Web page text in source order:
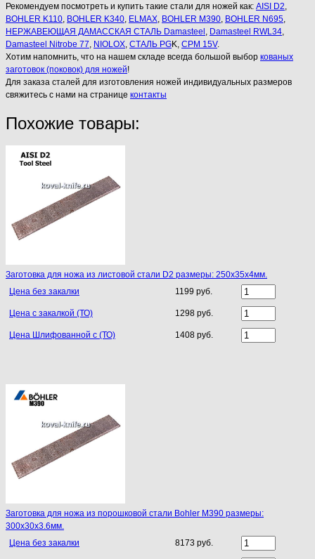
Рекомендуем посмотреть и купить такие стали для ножей как: AISI D2
BOHLER K110 BOHLER K340 ELMAX BOHLER M390 BOHLER N695
НЕРЖАВЕЮЩАЯ ДАМАССКАЯ СТАЛЬ Damasteel Damasteel RWL34
Damasteel Nitrobe 77 NIOLOX СТАЛЬ PGK, CPM 15V.
Хотим напомнить, что на нашем складе всегда большой выбор кованых
заготовок (поковок) для ножей!
Для заказа сталей для изготовления ножей индивидуальных размеров
свяжитесь с нами на странице контакты
Похожие товары:
Заготовка для ножа из листовой стали D2 размеры: 250х35х4мм.
Цена без закалки
1199 руб.
Цена с закалкой (ТО) 1298 руб.
Цена Шлифованной с (ТО) 1408 руб.
Заготовка для ножа из порошковой стали Bohler M390 размеры:
300х30х3.6мм.
Цена без закалки
8173 руб.